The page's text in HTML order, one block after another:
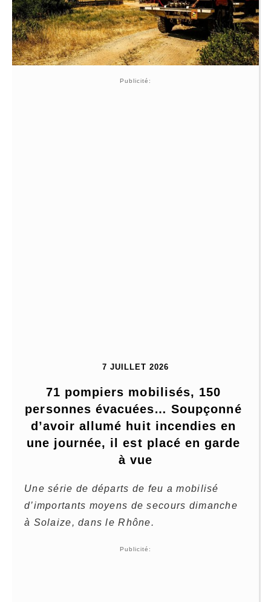
Publicité:
7 JUILLET 2026
71 pompiers mobilisés, 150
personnes évacuées… Soupçonné
d’avoir allumé huit incendies en
une journée, il est placé en garde
à vue
Une série de départs de feu a mobilisé
d’importants moyens de secours dimanche
à Solaize, dans le Rhône.
Publicité: